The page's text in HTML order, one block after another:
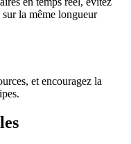
la même longueur
et encouragez la